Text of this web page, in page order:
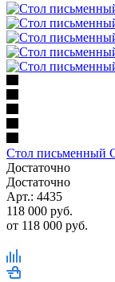
Стол письменный
Достаточно
Достаточно
Арт.: 4435
118 000 руб.
от 118 000 руб.